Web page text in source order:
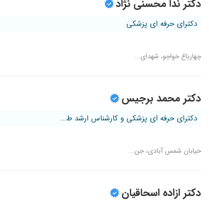
دکتر ندا محسنی نژاد
دکترای حرفه ای پزشکی
چهارباغ خواجو، شهدای...
دکتر محمد برجیس
دکترای حرفه ای پزشکی و کارشناس ارشد ط...
خیابان شمس آبادی، جن...
دکتر ازاده اسحاقیان